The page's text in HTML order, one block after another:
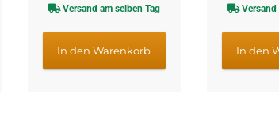
war:
€18,64
ist:
€15,69.
Versand am selben Tag
In den Warenkorb
Versand
In den